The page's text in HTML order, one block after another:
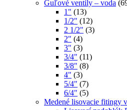
Guľové ventily – voda
1" (13)
1/2" (12)
2 1/2" (3)
2" (4)
3" (3)
3/4" (11)
3/8" (8)
4" (3)
5/4" (7)
6/4" (5)
Medené lisovacie fitingy